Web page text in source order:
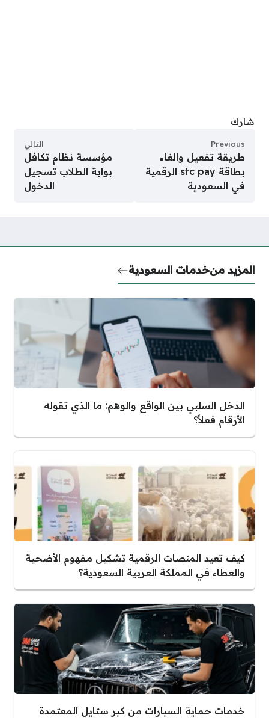
شارك
Previous
طريقة تفعيل والغاء
بطاقة stc pay الرقمية
في السعودية
التالي
مؤسسة نظام تكافل
بوابة الطلاب تسجيل
الدخول
المزيد منخدمات السعودية
الدخل السلبي بين الواقع والوهم: ما الذي تقوله
الأرقام فعلاً؟
كيف تعيد المنصات الرقمية تشكيل مفهوم الأضحية
والعطاء في المملكة العربية السعودية؟
خدمات حماية السيارات من كير ستايل المعتمدة